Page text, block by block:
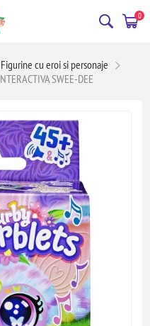
0
Figurine cu eroi si personaje
SWEE-DEE